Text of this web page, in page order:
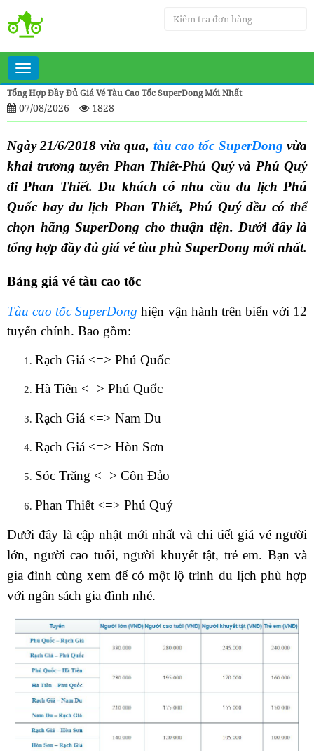
Toggle
navigation
Tổng Hợp Đầy Đủ Giá Vé Tàu Cao Tốc SuperDong Mới Nhất
07/08/2026 1828
Ngày 21/6/2018 vừa qua, tàu cao tốc SuperDong vừa
khai trương tuyến Phan Thiết-Phú Quý và Phú Quý
đi Phan Thiết. Du khách có nhu cầu du lịch Phú
Quốc hay du lịch Phan Thiết, Phú Quý đều có thể
chọn hãng SuperDong cho thuận tiện. Dưới đây là
tổng hợp đầy đủ giá vé tàu phà SuperDong mới nhất.
Bảng giá vé tàu cao tốc
Tàu cao tốc SuperDong hiện vận hành trên biển với 12
tuyến chính. Bao gồm:
Rạch Giá <=> Phú Quốc
Hà Tiên <=> Phú Quốc
Rạch Giá <=> Nam Du
Rạch Giá <=> Hòn Sơn
Sóc Trăng <=> Côn Đảo
Phan Thiết <=> Phú Quý
Dưới đây là cập nhật mới nhất và chi tiết giá vé người
lớn, người cao tuổi, người khuyết tật, trẻ em. Bạn và
gia đình cùng xem để có một lộ trình du lịch phù hợp
với ngân sách gia đình nhé.